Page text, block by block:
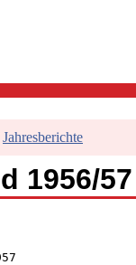
Jahresberichte
1956/57